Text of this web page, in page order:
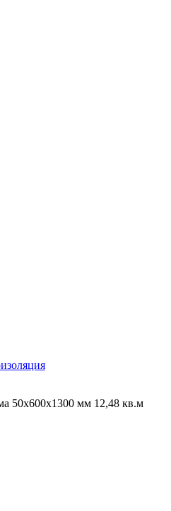
50х600х1300 мм 12,48 кв.м